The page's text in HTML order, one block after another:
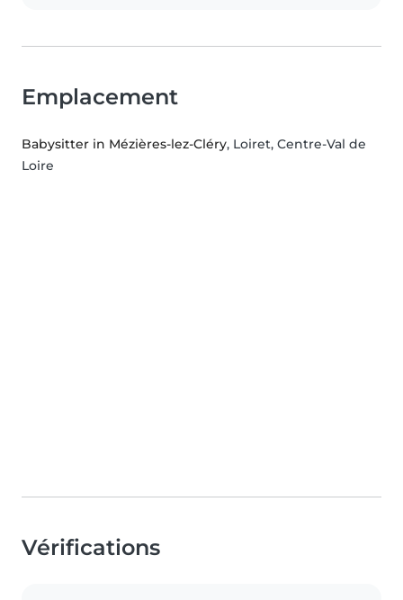
Emplacement
Babysitter in Mézières-lez-Cléry, Loiret, Centre-Val de
Loire
Vérifications